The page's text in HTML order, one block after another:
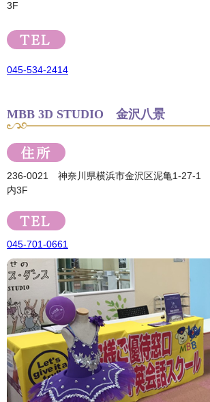
3F
045-534-2414
MBB 3D STUDIO 金沢八景
236-0021 神奈川県横浜市金沢区泥亀1-27-1
内3F
045-701-0661